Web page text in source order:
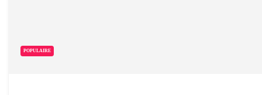
POPULAIRE